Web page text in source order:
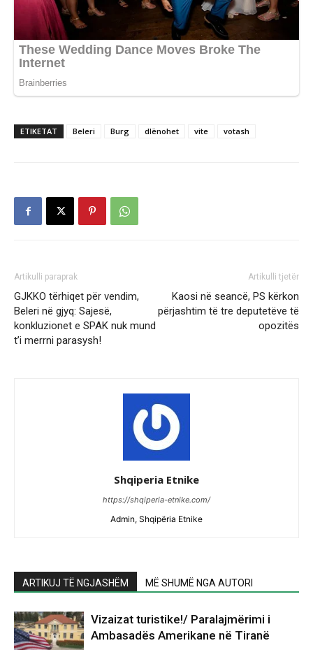
ETIKETAT Beleri Burg dlënohet vite votash
Artikulli paraprak
GJKKO tërhiqet për vendim,
Beleri në gjyq: Sajesë,
konkluzionet e SPAK nuk mund
t’i merrni parasysh!
Artikulli tjetër
Kaosi në seancë, PS kërkon
përjashtim të tre deputetëve të
opozitës
Shqiperia Etnike
https://shqiperia-etnike.com/
Admin, Shqipëria Etnike
ARTIKUJ TË NGJASHËM MË SHUMË NGA AUTORI
Vizaizat turistike!/ Paralajmërimi i
Ambasadës Amerikane në Tiranë